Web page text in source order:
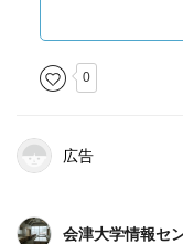
ってくるよと言葉
おもいやること。
キリスト教、イス
のためにいきている
賢治はそういうこ
か？」。そして考
裕福な家庭で、い
してでも、誰かを
強迫観念を抱えて生
『羅須地人協会』と
三十七歳で急性肺
0
広告
会津大学情報セ